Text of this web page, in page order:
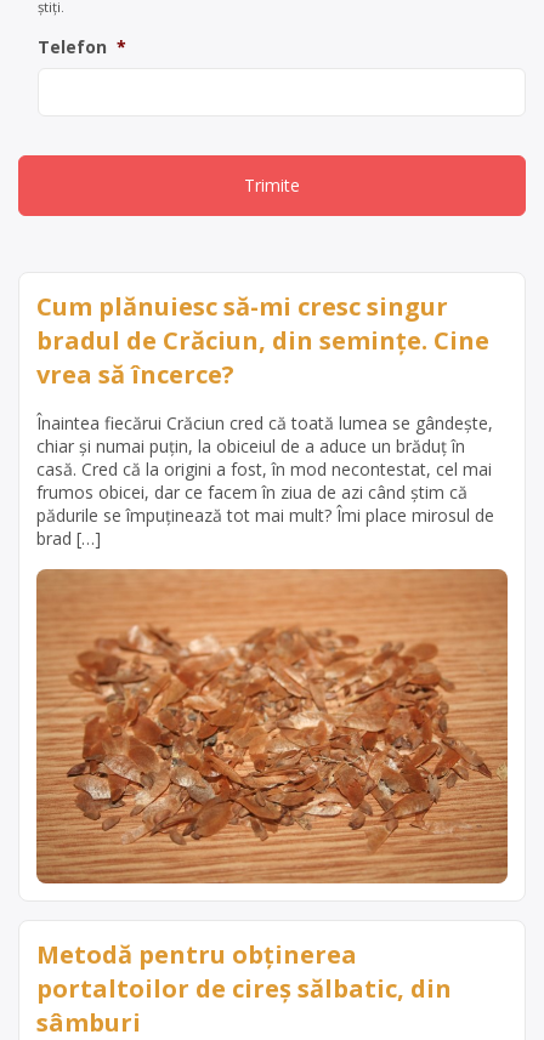
știți.
Telefon *
Cum plănuiesc să-mi cresc singur
bradul de Crăciun, din semințe. Cine
vrea să încerce?
Înaintea fiecărui Crăciun cred că toată lumea se gândește,
chiar și numai puțin, la obiceiul de a aduce un brăduț în
casă. Cred că la origini a fost, în mod necontestat, cel mai
frumos obicei, dar ce facem în ziua de azi când știm că
pădurile se împuținează tot mai mult? Îmi place mirosul de
brad […]
Metodă pentru obținerea
portaltoilor de cireș sălbatic, din
sâmburi